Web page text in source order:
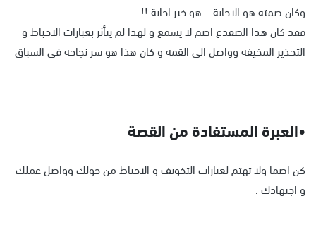
وكان صمته هو الاجابة .. هو خير اجابة !!
فقد كان هذا الضفدع اصم لا يسمع و لهذا لم يتأثر بعبارات الاحباط و
التحذير المخيفة وواصل الى القمة و كان هذا هو سر نجاحه فى السباق
.
•العبرة المستفادة من القصة
كن اصما ولا تهتم لعبارات التخويف و الاحباط من حولك وواصل عملك
و اجتهادك .